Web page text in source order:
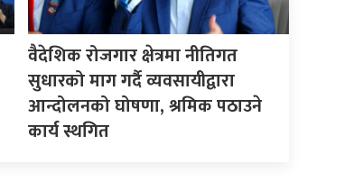
वैदेशिक रोजगार क्षेत्रमा नीतिगत
सुधारको माग गर्दै व्यवसायीद्वारा
आन्दोलनको घोषणा, श्रमिक पठाउने
कार्य स्थगित